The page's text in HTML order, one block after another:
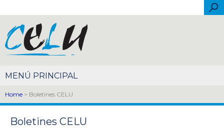
Home > Boletines CELU
Boletines CELU